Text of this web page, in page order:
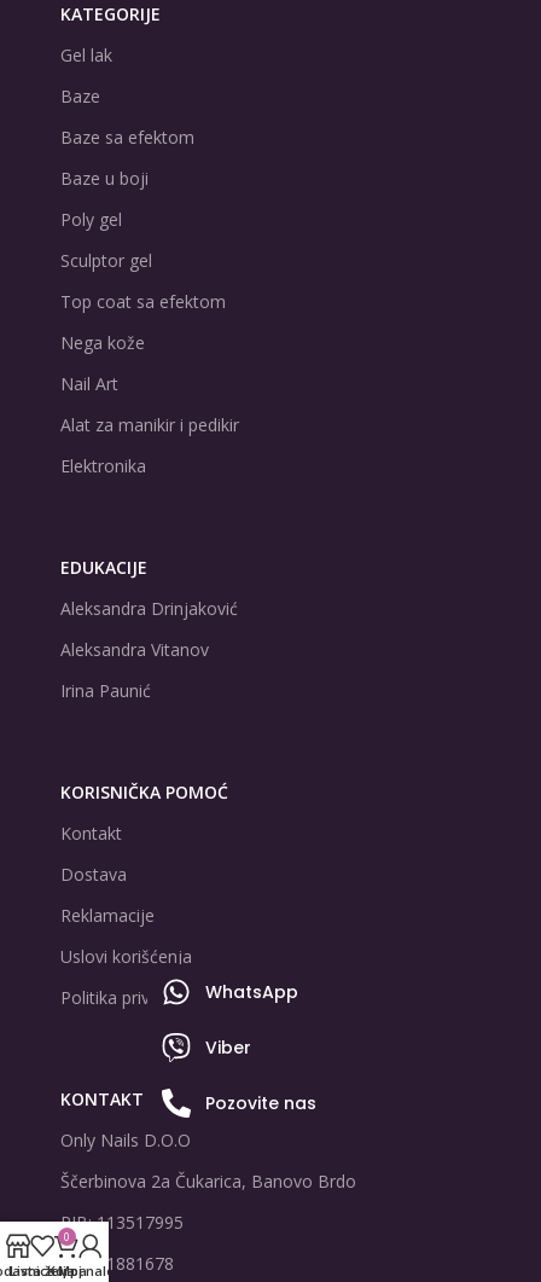
KATEGORIJE
Gel lak
Baze
Baze sa efektom
Baze u boji
Poly gel
Sculptor gel
Top coat sa efektom
Nega kože
Nail Art
Alat za manikir i pedikir
Elektronika
EDUKACIJE
Aleksandra Drinjaković
Aleksandra Vitanov
Irina Paunić
KORISNIČKA POMOĆ
Kontakt
Dostava
Reklamacije
Uslovi korišćenja
Politika privatnosti
KONTAKT PODACI
Only Nails D.O.O
Ščerbinova 2a Čukarica, Banovo Brdo
PIB: 113517995
MB: 21881678
Lista želja
0
Korpa
Moj nalog
WhatsApp
Viber
Pozovite nas